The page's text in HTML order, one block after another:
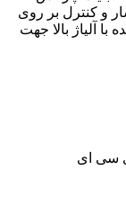
فشار و کنترل بر روی
آلیاژ بالا جهت